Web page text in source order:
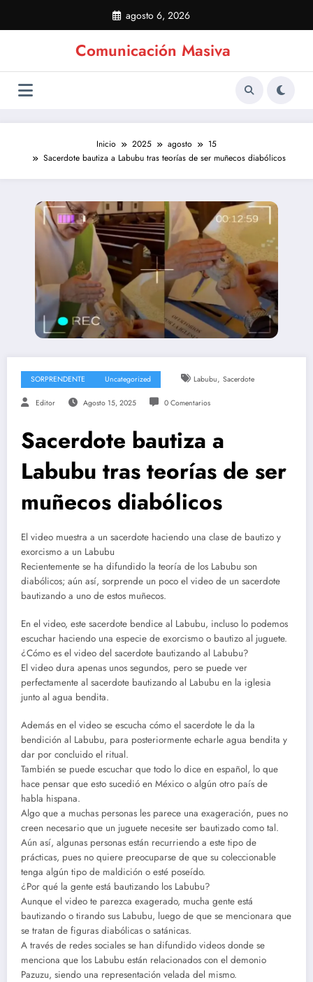
contenido
agosto 6, 2026
Comunicación Masiva
Inicio 2025 agosto
15
Sacerdote bautiza a Labubu tras teorías de ser muñecos diabólicos
SORPRENDENTE Uncategorized Labubu, Sacerdote
Editor Agosto 15, 2025 0 Comentarios
Sacerdote bautiza a
Labubu tras teorías de ser
muñecos diabólicos
El video muestra a un sacerdote haciendo una clase de bautizo y
exorcismo a un Labubu
Recientemente se ha difundido la teoría de los Labubu son
diabólicos; aún así, sorprende un poco el video de un sacerdote
bautizando a uno de estos muñecos.
En el video, este sacerdote bendice al Labubu, incluso lo podemos
escuchar haciendo una especie de exorcismo o bautizo al juguete.
¿Cómo es el video del sacerdote bautizando al Labubu?
El video dura apenas unos segundos, pero se puede ver
perfectamente al sacerdote bautizando al Labubu en la iglesia
junto al agua bendita.
Además en el video se escucha cómo el sacerdote le da la
bendición al Labubu, para posteriormente echarle agua bendita y
dar por concluido el ritual.
También se puede escuchar que todo lo dice en español, lo que
hace pensar que esto sucedió en México o algún otro país de
habla hispana.
Algo que a muchas personas les parece una exageración, pues no
creen necesario que un juguete necesite ser bautizado como tal.
Aún así, algunas personas están recurriendo a este tipo de
prácticas, pues no quiere preocuparse de que su coleccionable
tenga algún tipo de maldición o esté poseído.
¿Por qué la gente está bautizando los Labubu?
Aunque el video te parezca exagerado, mucha gente está
bautizando o tirando sus Labubu, luego de que se mencionara que
se tratan de figuras diabólicas o satánicas.
A través de redes sociales se han difundido videos donde se
menciona que los Labubu están relacionados con el demonio
Pazuzu, siendo una representación velada del mismo.